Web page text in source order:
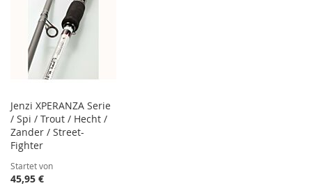
Jenzi XPERANZA Serie
/ Spi / Trout / Hecht /
Zander / Street-
Fighter
Startet von
45,95 €